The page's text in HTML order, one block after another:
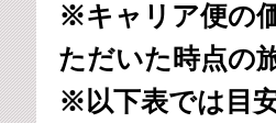
※キャリア便の
ただいた時点の
※以下表では目